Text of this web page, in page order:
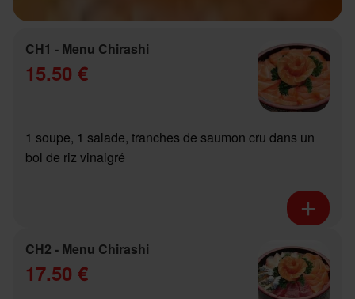
CH1 - Menu Chirashi
15.50 €
1 soupe, 1 salade, tranches de saumon cru dans un
bol de riz vinaigré
CH2 - Menu Chirashi
17.50 €